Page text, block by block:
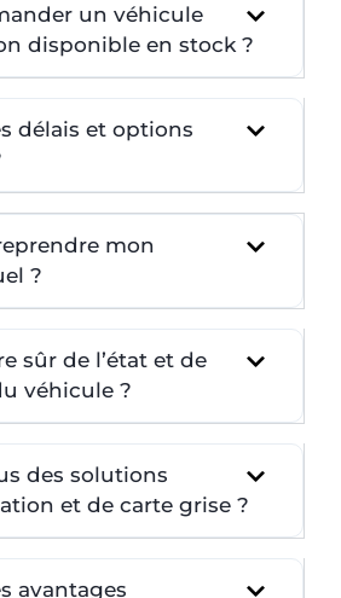
un véhicule
disponible en stock ?
délais et options
mon
?
sûr de l’état et de
véhicule ?
des solutions
et de carte grise ?
avantages